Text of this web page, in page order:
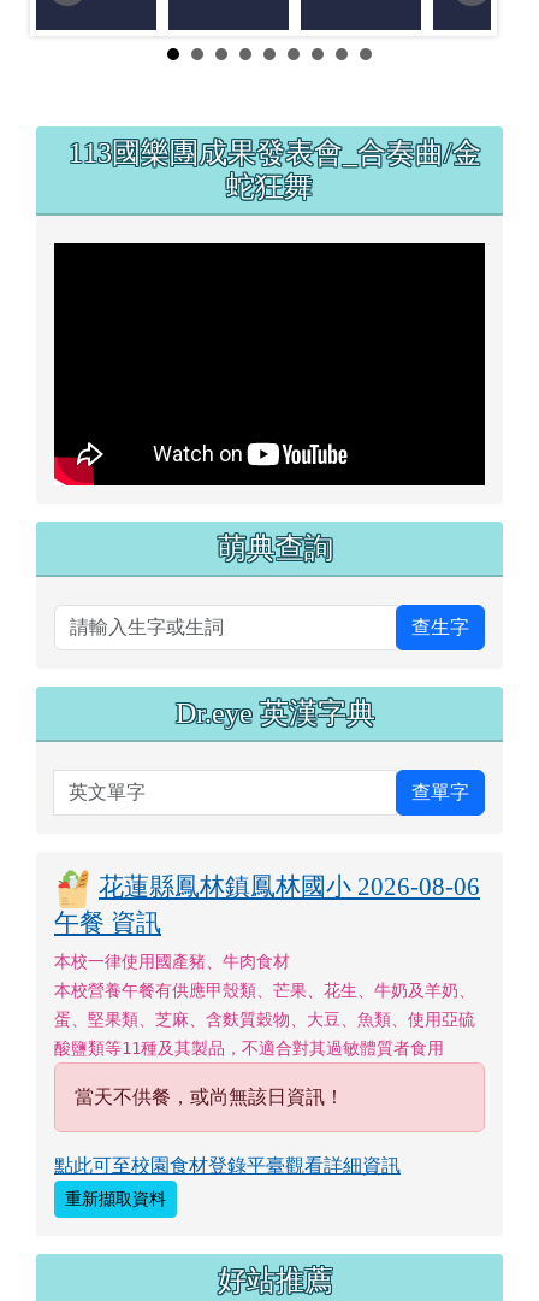
左邊區域內容
113國樂團成果發表會_合奏曲/金
蛇狂舞
萌典查詢
查生字
Dr.eye 英漢字典
英文單字 查單字
花蓮縣鳳林鎮鳳林國小 2026-08-06
午餐 資訊
本校一律使用國產豬、牛肉食材
本校營養午餐有供應甲殼類、芒果、花生、牛奶及羊奶、
蛋、堅果類、芝麻、含麩質穀物、大豆、魚類、使用亞硫
酸鹽類等11種及其製品，不適合對其過敏體質者食用
當天不供餐，或尚無該日資訊！
點此可至校園食材登錄平臺觀看詳細資訊
重新擷取資料
好站推薦